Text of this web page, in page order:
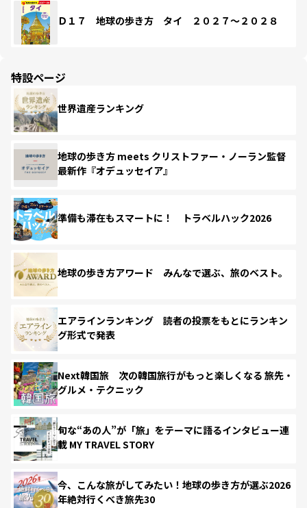
Ｄ１７ 地球の歩き方 タイ ２０２７～２０２８
特設ページ
世界遺産ランキング
地球の歩き方 meets クリストファー・ノーラン監督
最新作『オデュッセイア』
準備も滞在もスマートに！ トラベルハック2026
地球の歩き方アワード みんなで選ぶ、旅のベスト。
エアラインランキング 読者の投票をもとにランキン
グ形式で発表
Next韓国旅 次の韓国旅行がもっと楽しくなる 旅先・
グルメ・テクニック
旬な“あの人”が「旅」をテーマに語るインタビュー連
載 MY TRAVEL STORY
今、こんな旅がしてみたい！地球の歩き方が選ぶ2026
年絶対行くべき旅先30